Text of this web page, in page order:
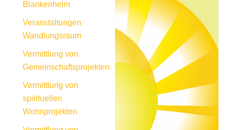
Blankenheim
Veranstaltungen
Wandlungsraum
Vermittlung von
Gemeinschaftsprojekten
Vermittlung von
spirituellen
Wohnprojekten